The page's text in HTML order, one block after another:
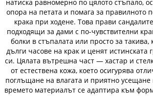
натиска равномерно по цялото стъпало,
опора на петата и помага за правилното
крака при ходене. Това прави
подходящи за дами с по-чувствителни
болки в стъпалата или просто за такива,
дълги часове на крак и ценят истинската
си. Цялата вътрешна част — хастар и
от естествена кожа, което осигурява
поглъщане на влагата и приятно
времето материалът се адаптира към